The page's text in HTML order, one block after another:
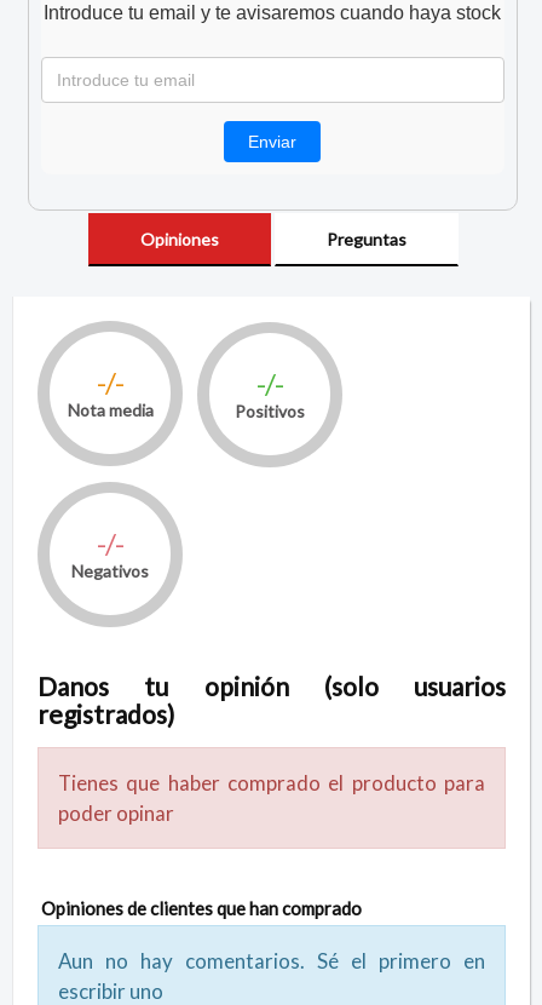
Introduce tu email y te avisaremos cuando haya stock
Opiniones Preguntas
-/-
Nota media
-/-
Positivos
-/-
Negativos
Danos tu opinión (solo usuarios
registrados)
Tienes que haber comprado el producto para
poder opinar
Opiniones de clientes que han comprado
Aun no hay comentarios. Sé el primero en
escribir uno